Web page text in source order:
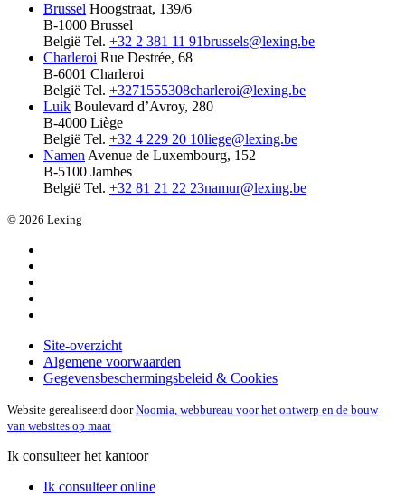
Brussel Hoogstraat, 139/6
B-1000 Brussel
België Tel. +32 2 381 11 91brussels@lexing.be
Charleroi Rue Destrée, 68
B-6001 Charleroi
België Tel. +3271555308charleroi@lexing.be
Luik Boulevard d’Avroy, 280
B-4000 Liège
België Tel. +32 4 229 20 10liege@lexing.be
Namen Avenue de Luxembourg, 152
B-5100 Jambes
België Tel. +32 81 21 22 23namur@lexing.be
© 2026 Lexing
Site-overzicht
Algemene voorwaarden
Gegevensbeschermingsbeleid & Cookies
Website gerealiseerd doorNoomia, webbureau voor het ontwerp en de bouw
van websites op maat
Ik consulteer het kantoor
Ik consulteer online